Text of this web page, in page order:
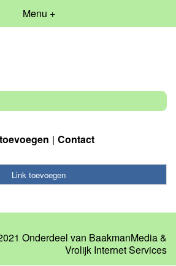
Menu +
Contact
Link toevoegen
Onderdeel van BaakmanMedia&
Vrolijk Internet Services